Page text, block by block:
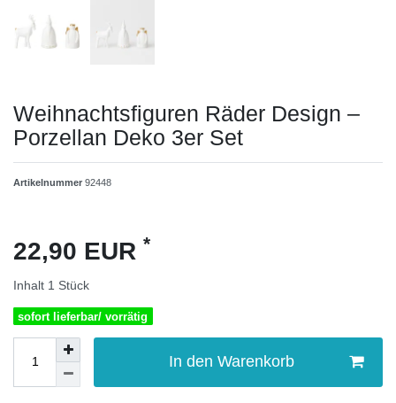
Weihnachtsfiguren Räder Design –
Porzellan Deko 3er Set
Artikelnummer 92448
22,90 EUR *
Inhalt 1 Stück
sofort lieferbar/ vorrätig
In den Warenkorb